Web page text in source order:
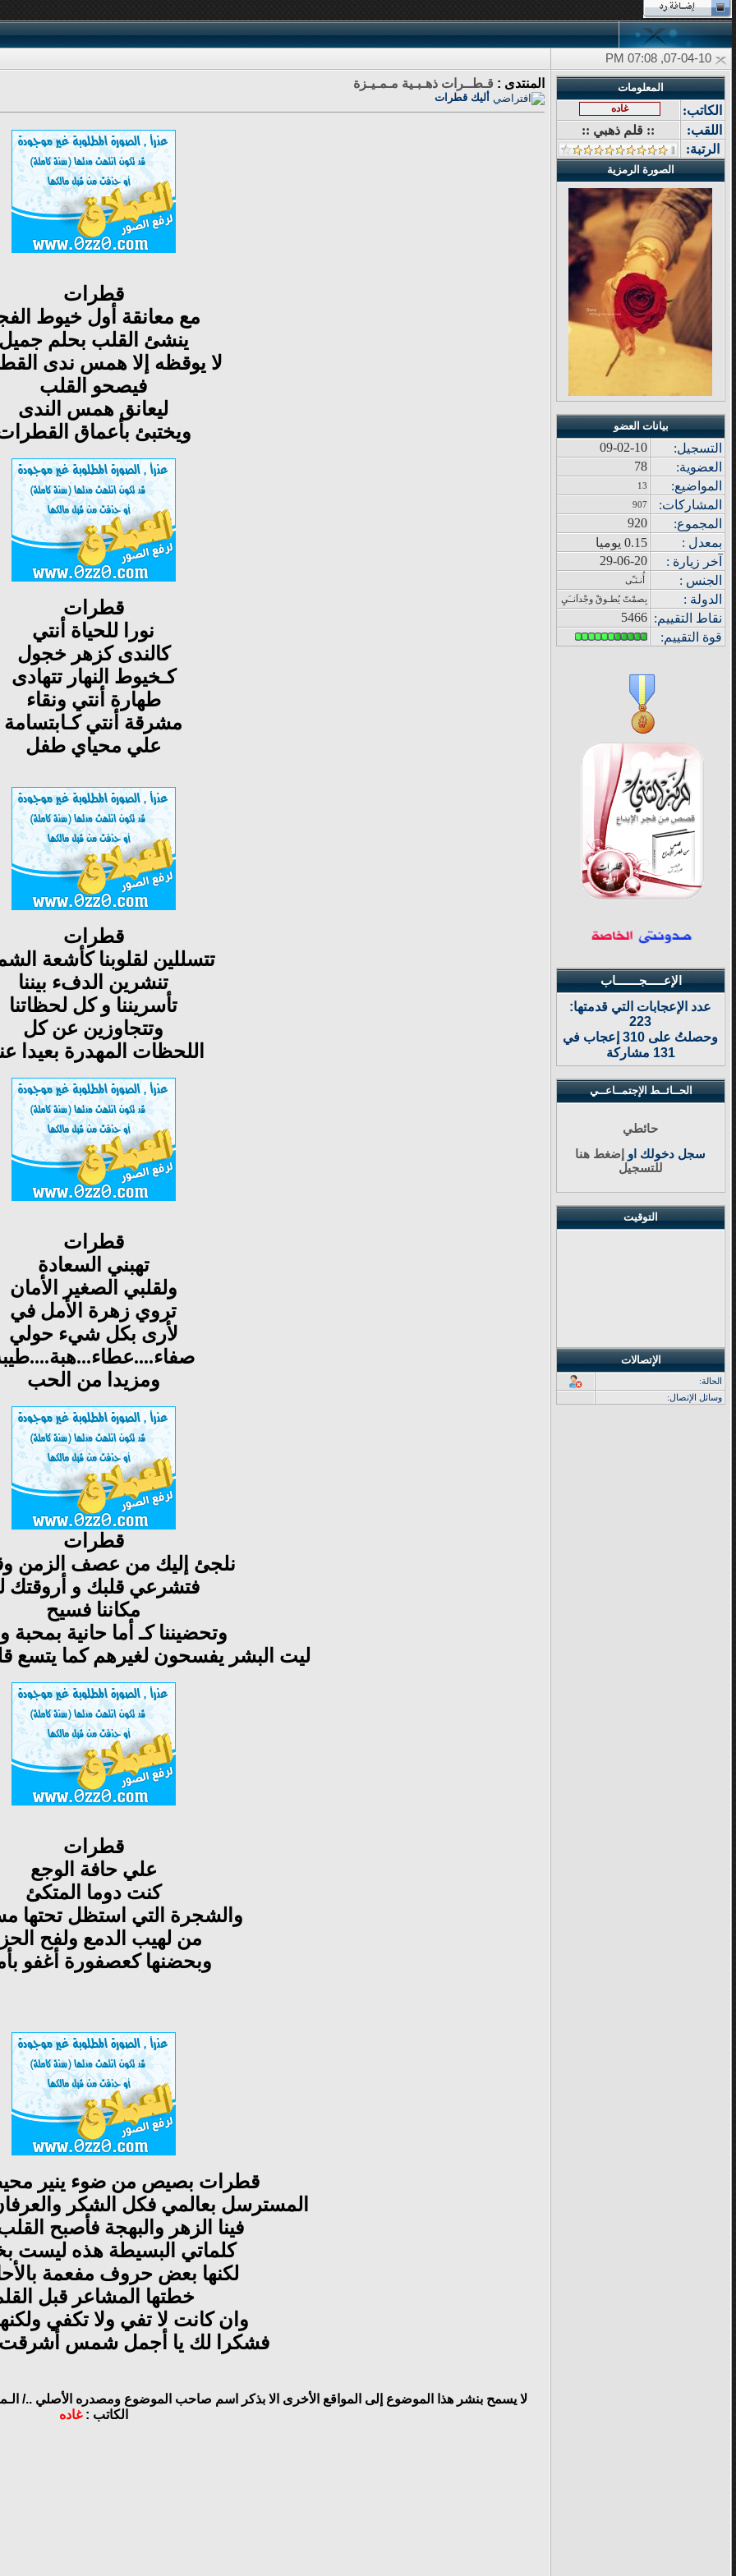
المعلومات
الكاتب: غاده
اللقب:
:: قلم ذهبي ::
الرتبة:
الصورة الرمزية
بيانات العضو
التسجيل:
09-02-10
العضوية:
78
المواضيع:
13
المشاركات:
907
المجموع:
920
بمعدل :
0.15 يوميا
خر زيار ة :
29-06-20
الجنس :
أُنـثـّى
الدولة : بِصمْتّ يُطـوقْ وجْداَنــَيِ
نقاط التقييم:
5466
قوة التقييم:
الإعـــــجـــــــاب
عدد الإعجابات التي قدمتها:
223
وحصلتُ على 310 إعجاب في
131 مشاركة
الحــائــط الإجتمــاعــي
حائطي
سجل دخولك او إضغط هنا
للتسجيل
التوقيت
الإتصالات
الحالة:
وسائل الإتصال:
المنتدى : قـطــرات ذهـبـية مـمـيـزة
أليك قطرات
قطرات
مع معانقة أول خيوط
ينشئ القلب بحلم
لا يوقظه إلا همس ندى
فيصحو القلب
ليعانق همس الندى
ويختبئ بأعماق
قطرات
نورا للحياة أنتي
كالندى كزهر خجول
كـخيوط النهار تتهادى
طهارة أنتي ونقاء
مشرقة أنتي كـابتسامة
علي محياي طفل
قطرات
تتسللين لقلوبنا كأشعة
تنشرين الدفء بيننا
تأسريننا و كل لحظاتنا
وتتجاوزين عن كل
اللحظات المهدرة بعيدا
قطرات
تهبني السعادة
ولقلبي الصغير الأمان
تروي زهرة الأمل في
لأرى بكل شيء حولي
ومزيدا من الحب
قطرات
نلجئ إليك من عصف الزمن
فتشرعي قلبك و أروقتك
مكاننا فسيح
وتحضيننا كـ أما حانية بمحبة
ليت البشر يفسحون لغيرهم كما يتسع
قطرات
علي حافة الوجع
كنت دوما المتكئ
والشجرة التي استظل تحتها
من لهيب الدمع ولفح
وبحضنها كعصفورة أغفو
قطرات بصيص من ضوء ينير
المسترسل بعالمي فكل الشكر
فينا الزهر والبهجة فأصبح
كلماتي البسيطة هذه ليست
لكنها بعض حروف مفعمة
خطتها المشاعر قبل
وان كانت لا تفي ولا تكفي
فشكرا لك يا أجمل شمس أشرقت
لا يسمح بنشر هذا الموضوع إلى المواقع الأخرى الا بذكر اسم صاحب الموضوع ومصدره الأصلي ../
الكاتب :غاده